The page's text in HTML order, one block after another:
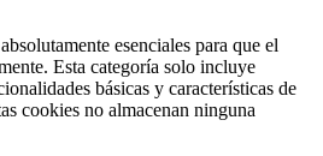
esenciales para que el
Esta categoría solo incluye
básicas y características de
cookies no almacenan ninguna